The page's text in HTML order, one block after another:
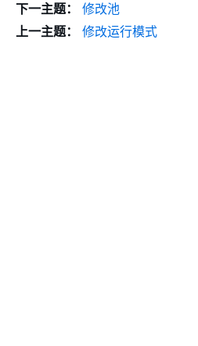
下一主题：
修改池
上一主题：
修改运行模式